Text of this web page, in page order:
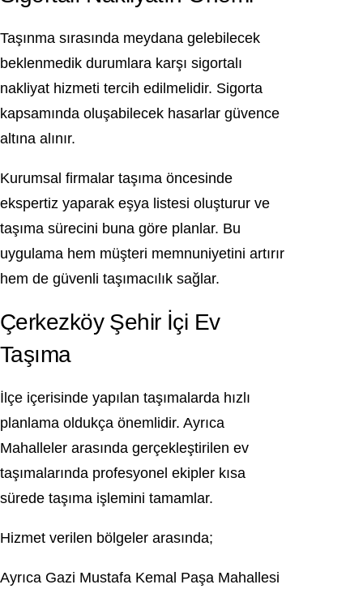
Taşınma sırasında meydana gelebilecek
beklenmedik durumlara karşı sigortalı
nakliyat hizmeti tercih edilmelidir. Sigorta
kapsamında oluşabilecek hasarlar güvence
altına alınır.
Kurumsal firmalar taşıma öncesinde
ekspertiz yaparak eşya listesi oluşturur ve
taşıma sürecini buna göre planlar. Bu
uygulama hem müşteri memnuniyetini artırır
hem de güvenli taşımacılık sağlar.
Çerkezköy Şehir İçi Ev
Taşıma
İlçe içerisinde yapılan taşımalarda hızlı
planlama oldukça önemlidir. Ayrıca
Mahalleler arasında gerçekleştirilen ev
taşımalarında profesyonel ekipler kısa
sürede taşıma işlemini tamamlar.
Hizmet verilen bölgeler arasında;
Ayrıca Gazi Mustafa Kemal Paşa Mahallesi